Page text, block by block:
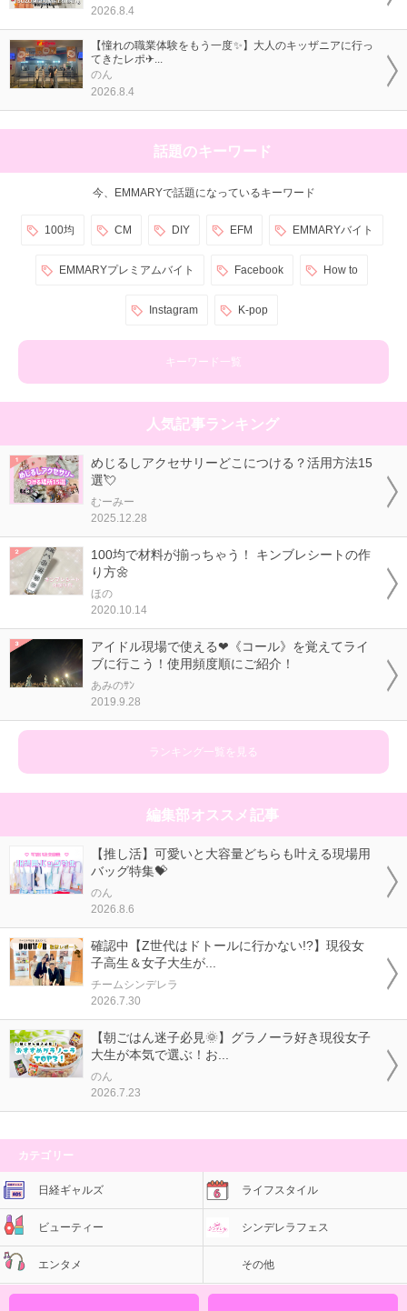
2026.8.4
【憧れの職業体験をもう一度✨】大人のキッザニアに行っ
てきたレポ✈...
のん
2026.8.4
話題のキーワード
今、EMMARYで話題になっているキーワード
100均 CM DIY EFM EMMARYバイト
EMMARYプレミアムバイト Facebook How to
Instagram K-pop
キーワード一覧
人気記事ランキング
めじるしアクセサリーどこにつける？活用方法15
選💘
むーみー
2025.12.28
100均で材料が揃っちゃう！ キンブレシートの作
り方🌼
ほの
2020.10.14
アイドル現場で使える❤《コール》を覚えてライ
ブに行こう！使用頻度順にご紹介！
あみのｻﾝ
2019.9.28
ランキング一覧を見る
編集部オススメ記事
【推し活】可愛いと大容量どちらも叶える現場用
バッグ特集💝
のん
2026.8.6
確認中【Z世代はドトールに行かない!?】現役女
子高生＆女子大生が...
チームシンデレラ
2026.7.30
【朝ごはん迷子必見🌞】グラノーラ好き現役女子
大生が本気で選ぶ！お...
のん
2026.7.23
カテゴリー
日経ギャルズ ライフスタイル
ビューティー シンデレラフェス
エンタメ その他